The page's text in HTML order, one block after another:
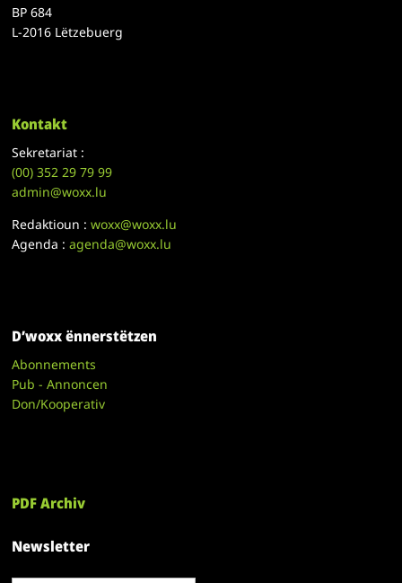
BP 684
L-2016 Lëtzebuerg
Kontakt
Sekretariat :
(00)352 29 79 99
admin@woxx.lu
Redaktioun :woxx@woxx.lu
Agenda :agenda@woxx.lu
D’woxx ënnerstëtzen
Abonnements
Pub - Annoncen
Don/Kooperativ
PDF Archiv
Newsletter